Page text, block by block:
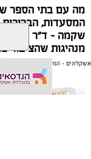
מה עם בתי הספר
המסעדות,
שקמה - ד"ר שאשא
מנהיגות שהציבור
חברת הכנסת ד"ר
אשקלונים - המקומון היומי של